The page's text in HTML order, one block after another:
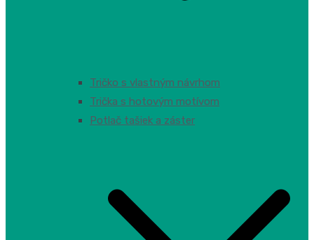
Tričko s vlastným návrhom
Trička s hotovým motívom
Potlač tašiek a záster